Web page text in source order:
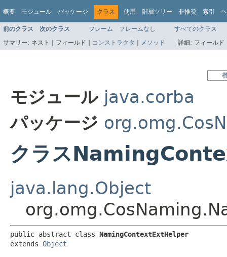
概要 モジュール パッケージ クラス 使用 階層ツリー 非推奨 索引
前のクラス 次のクラス フレーム フレームなし
すべてのクラス
サマリー: ネスト | フィールド | コンストラクタ | メソッド 詳細: フィール
モジュール java.corba
パッケージ
クラス
java.lang.Object
public abstract class NamingContextExtHelper
extends Object